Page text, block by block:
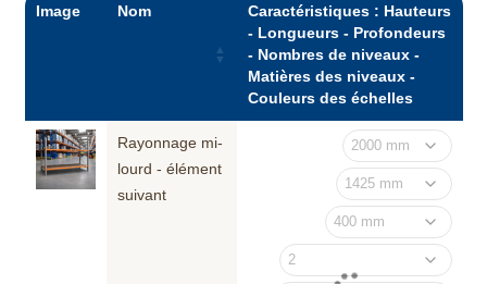
Image Nom
Caractéristiques : Hauteurs
- Longueurs - Profondeurs
- Nombres de niveaux -
Matières des niveaux -
Couleurs des échelles
Rayonnage mi-
lourd - élément
suivant